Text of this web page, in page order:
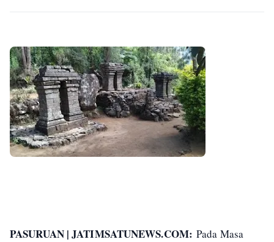
PASURUAN | JATIMSATUNEWS.COM: Pada Masa